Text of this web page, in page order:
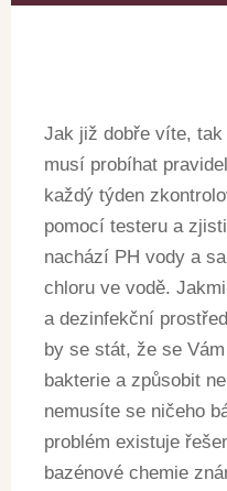
Jak již dobře víte,
musí probíhat
každý týden
pomocí testeru a
nachází PH vody a
chloru ve vodě.
a dezinfekční
by se stát, že se
bakterie a způsobit
nemusíte se ničeho
problém existuje
bazénové chemie